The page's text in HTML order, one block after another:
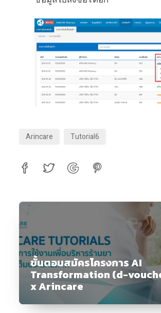
Arincare Tutorial6
ขั้นตอนสมัครโครงการ AI
Transformation (d-
x Arincare